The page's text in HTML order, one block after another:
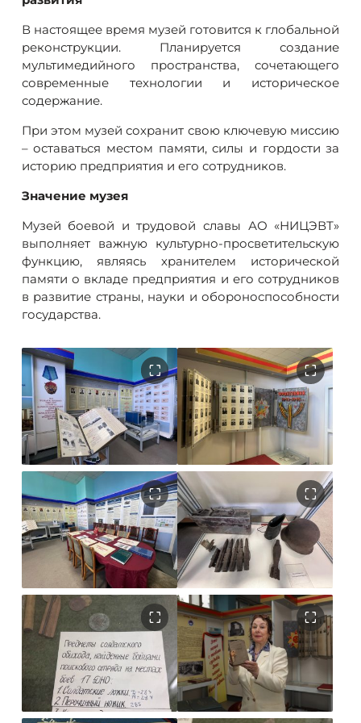
В настоящее время музей готовится к глобальной
реконструкции. Планируется создание
мультимедийного пространства, сочетающего
современные технологии и историческое
содержание.
При этом музей сохранит свою ключевую миссию
– оставаться местом памяти, силы и гордости за
историю предприятия и его сотрудников.
Значение музея
Музей боевой и трудовой славы АО «НИЦЭВТ»
выполняет важную культурно-просветительскую
функцию, являясь хранителем исторической
памяти о вкладе предприятия и его сотрудников
в развитие страны, науки и обороноспособности
государства.